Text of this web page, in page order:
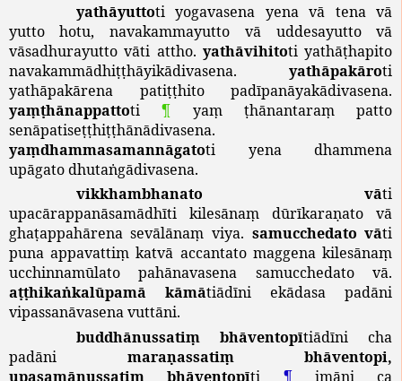
yathāyuttoti yogavasena yena vā tena vā
yutto
hotu,navakammayutto vā uddesayutto
vā
vāsadhurayutto vāti attho. yathāvihitoti yathāṭhapito
navakammādhiṭṭhāyikādivasena.yathāpakāroti
yathāpakārena
patiṭṭhito padīpanāyakādivasena.
yaṃṭhānappattoti ¶ yaṃ ṭhānantaraṃ
patto
senāpatiseṭṭhiṭṭhānādivasena.
yaṃdhammasamannāgatoti yena
dhammena
upāgato dhutaṅgādivasena.
vikkhambhanato
vāti
upacārappanāsamādhīti
kilesānaṃ dūrīkaraṇato
vā
ghaṭappahārena sevālānaṃ viya. samucchedato vāti
puna appavattiṃ katvā accantato maggena kilesānaṃ
ucchinnamūlato
pahānavasena samucchedato vā.
aṭṭhikaṅkalūpamā
kāmātiādīni ekādasa
padāni
vipassanāvasena vuttāni.
buddhānussatiṃ
bhāventopītiādīni
cha
padāni
maraṇassatiṃ bhāventopi,
upasamānussatiṃ
bhāventopīti ¶ imāni ca